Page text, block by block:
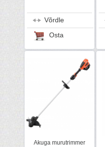
Võrdle
Osta
Akuga murutrimmer